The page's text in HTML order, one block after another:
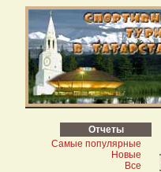
Отчеты
Самые популярные
Новые
Все